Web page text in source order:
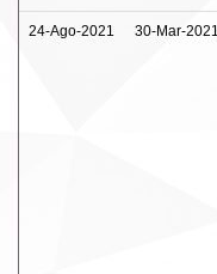
24-Ago-2021 30-Mar-2021